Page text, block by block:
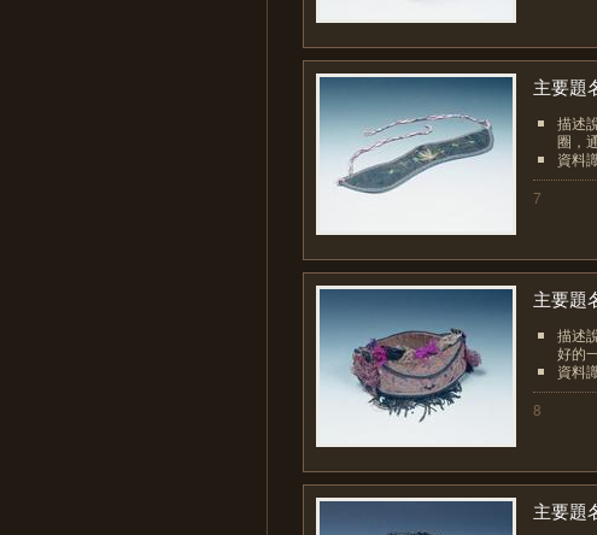
主要題
描述
圈，
資料
7
主要題
描述
好的
資料
8
主要題